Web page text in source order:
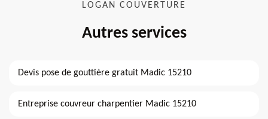
LOGAN COUVERTURE
Autres services
Devis pose de gouttière gratuit Madic 15210
Entreprise couvreur charpentier Madic 15210